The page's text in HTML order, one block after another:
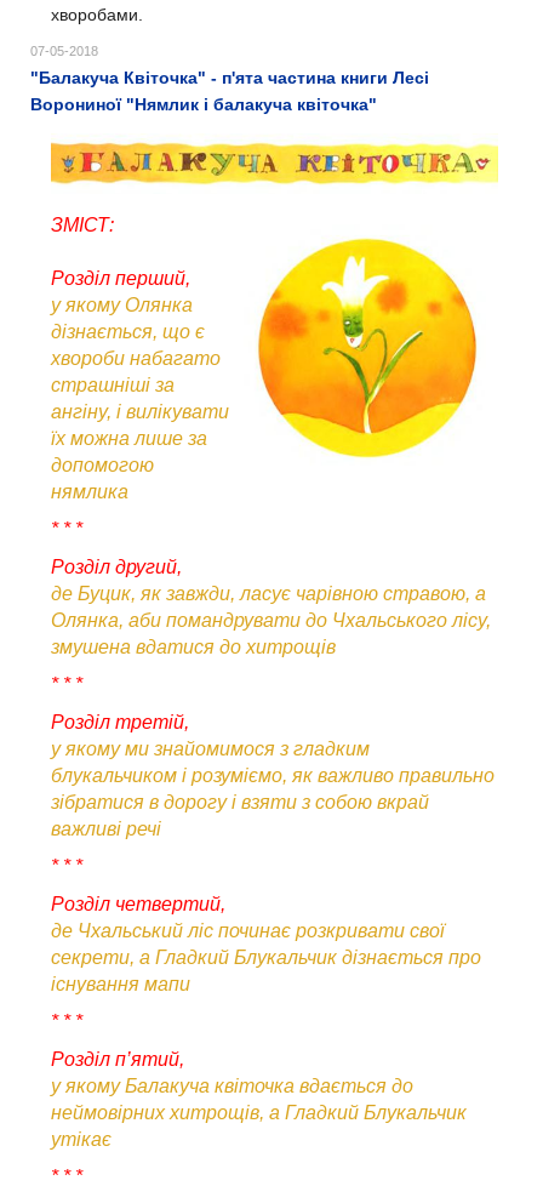
хворобами.
07-05-2018
"Балакуча Квіточка" - п'ята частина книги Лесі
Ворониної "Нямлик і балакуча квіточка"
ЗМІСТ:
Розділ перший,
у якому Олянка
дізнається, що є
хвороби набагато
страшніші за
ангіну, і вилікувати
їх можна лише за
допомогою
нямлика
* * *
Розділ другий,
де Буцик, як завжди, ласує чарівною стравою, а
Олянка, аби помандрувати до Чхальського лісу,
змушена вдатися до хитрощів
* * *
Розділ третій,
у якому ми знайомимося з гладким
блукальчиком і розуміємо, як важливо правильно
зібратися в дорогу і взяти з собою вкрай
важливі речі
* * *
Розділ четвертий,
де Чхальський ліс починає розкривати свої
секрети, а Гладкий Блукальчик дізнається про
існування мапи
* * *
Розділ п’ятий,
у якому Балакуча квіточка вдається до
неймовірних хитрощів, а Гладкий Блукальчик
утікає
* * *